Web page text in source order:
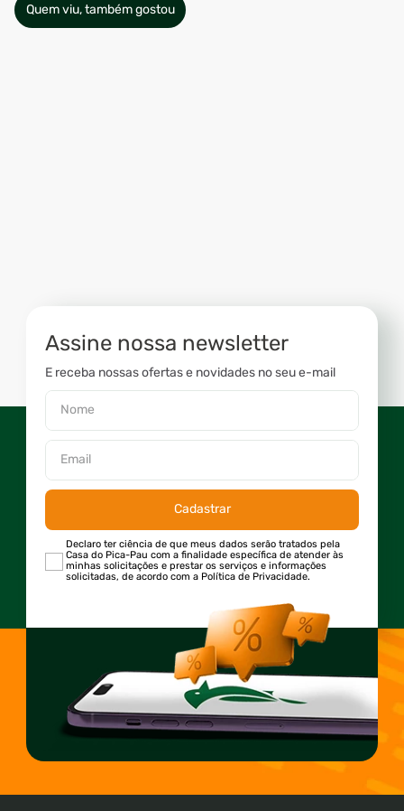
Quem viu, também gostou
Assine nossa newsletter
E receba nossas ofertas e novidades no seu e-mail
Cadastrar
Declaro ter ciência de que meus dados serão tratados pela
Casa do Pica-Pau com a finalidade específica de atender às
minhas solicitações e prestar os serviços e informações
solicitadas, de acordo com a Política de Privacidade.